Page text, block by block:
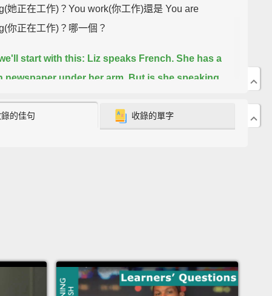
她正在工作)？You work(你工作)還是 You are
你正在工作)？哪一個？
start with this: Liz speaks French. She has a
newspaper under her arm. But is she speaking
with a different person.
And now, she is speaking
another example, which is slightly different:
錄的佳句 收錄的單字